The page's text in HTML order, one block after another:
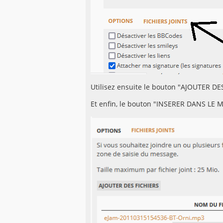
Utilisez ensuite le bouton "AJOUTER
Et enfin, le bouton "INSERER DANS LE